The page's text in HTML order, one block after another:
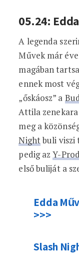
05.24:
A legenda
Művek már
magában
ennek most
„őskáosz” a
Attila
meg a
Nightbuli viszi
pedig azY-
első buliját a
Edda
>>>
Slash